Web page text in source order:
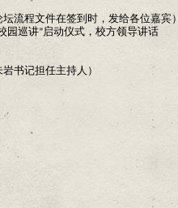
流程文件在签到时，发给各位嘉宾）
园巡讲”启动仪式，校方领导讲话
书记担任主持人）